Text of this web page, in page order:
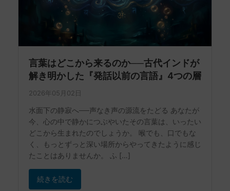
言葉はどこから来るのか──古代インドが
解き明かした『発話以前の言語』4つの層
2026年05月02日
水面下の静寂へ──声なき声の源流をたどる あなたが
今、心の中で静かにつぶやいたその言葉は、いったい
どこから生まれたのでしょうか。 喉でも、口でもな
く、もっとずっと深い場所からやってきたように感じ
たことはありませんか。 ふ […]
続きを読む